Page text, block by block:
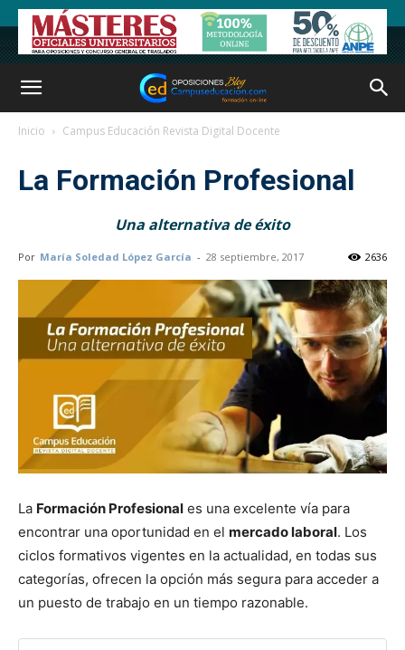
Inicio Campus Educación Revista Digital Docente
La Formación Profesional
Una alternativa de éxito
Por María Soledad López García - 28 septiembre, 2017 2636
La Formación Profesional es una excelente vía para
encontrar una oportunidad en el mercado laboral. Los
ciclos formativos vigentes en la actualidad, en todas sus
categorías, ofrecen la opción más segura para acceder a
un puesto de trabajo en un tiempo razonable.